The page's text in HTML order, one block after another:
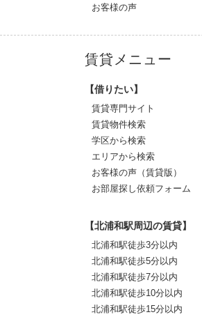
お客様の声
賃貸メニュー
【借りたい】
賃貸専門サイト
賃貸物件検索
学区から検索
エリアから検索
お客様の声（賃貸版）
お部屋探し依頼フォーム
【北浦和駅周辺の賃貸】
北浦和駅徒歩3分以内
北浦和駅徒歩5分以内
北浦和駅徒歩7分以内
北浦和駅徒歩10分以内
北浦和駅徒歩15分以内